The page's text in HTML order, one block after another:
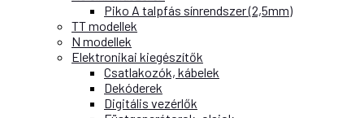
Piko A talpfás sínrendszer (2,5mm)
TT modellek
N modellek
Elektronikai kiegészítők
Csatlakozók, kábelek
Dekóderek
Digitális vezérlők